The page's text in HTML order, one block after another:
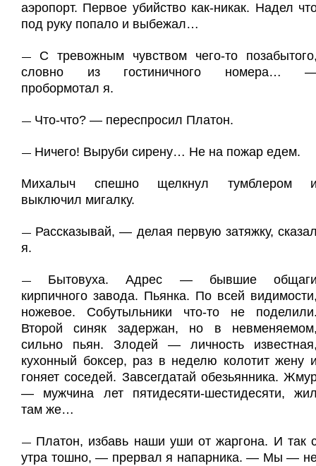
аэропорт. Первое убийство как-никак. Надел
под руку попало и выбежал…
— С тревожным чувством чего-то
словно из гостиничного номера…
пробормотал я.
— Что-что? — переспросил Платон.
— Ничего! Выруби сирену… Не на пожар едем.
Михалыч спешно щелкнул тумблером
выключил мигалку.
— Рассказывай, — делая первую затяжку,
я.
— Бытовуха. Адрес — бывшие
кирпичного завода. Пьянка. По всей
ножевое. Собутыльники что-то не
Второй синяк задержан, но в
сильно пьян. Злодей — личность
кухонный боксер, раз в неделю колотит жену
гоняет соседей. Завсегдатай обезьянника.
— мужчина лет пятидесяти-шестидесяти,
там же…
— Платон, избавь наши уши от жаргона. И так
утра тошно, — прервал я напарника. — Мы —